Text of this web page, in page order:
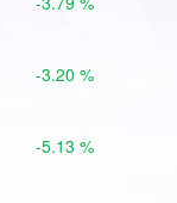
-3.20 %
-5.13 %